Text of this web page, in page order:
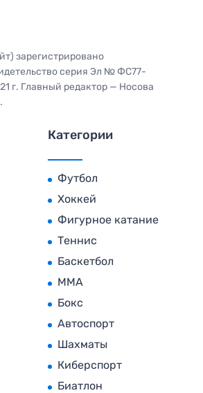
зарегистрировано
серия Эл № ФС77-
г. Главный редактор — Носова
Категории
Футбол
Хоккей
Фигурное катание
Теннис
Баскетбол
MMA
Бокс
Автоспорт
Шахматы
Киберспорт
Биатлон